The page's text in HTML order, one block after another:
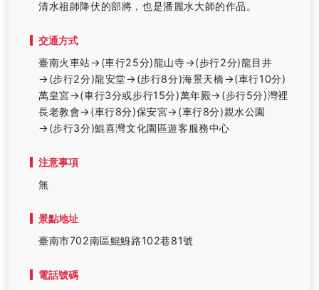
清水祖師降伏的部將，也是潘麗水大師的作品。
交通方式
臺南火車站→(車行25分)龍山寺→(步行2分)龍目井
→(步行2分)龍安堂→(步行8分)海景天橋→(車行10分)
萬皇宮→(車行3分或步行15分)萬年殿→(步行5分)灣裡
長老教會→(車行8分)保安宮→(車行8分)親水公園
→(步行3分)鯤喜灣文化園區遊客服務中心
注意事項
無
景點地址
臺南市702南區鯤鯓路102巷81號
電話號碼